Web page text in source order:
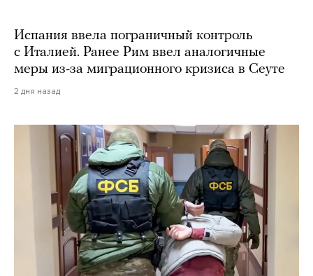
Испания ввела пограничный контроль
с Италией. Ранее Рим ввел аналогичные
меры из-за миграционного кризиса в Сеуте
2 дня назад